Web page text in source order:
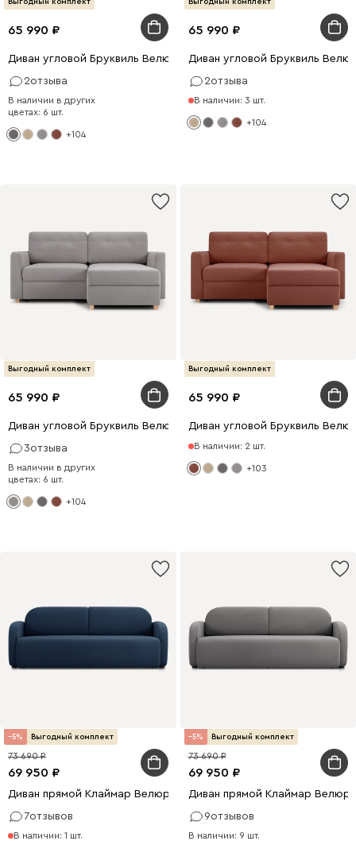
65 990
Диван угловой Бруквиль Велюр Серый
2отзыва
В наличии в других
цветах: 6 шт.
+104
65 990
Диван угловой Бруквиль
2отзыва
В наличии: 3 шт.
+104
Выгодный комплект
65 990
Диван угловой Бруквиль Велюр Светло-серый
3отзыва
В наличии в других
цветах: 6 шт.
+104
Выгодный комплект
65 990
Диван угловой Бруквиль
В наличии: 2 шт.
+103
5 Выгодный комплект
69 950
73 690
Диван прямой Клаймар Велюр Синий
7отзывов
В наличии: 1 шт.
5 Выгодный комплект
69 950
73 690
Диван прямой Клаймар Велюр
9отзывов
В наличии: 9 шт.